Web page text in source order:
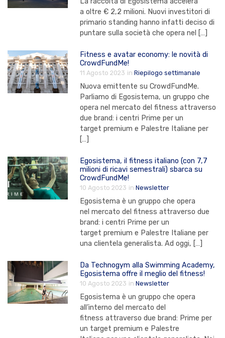
a oltre € 2,2 milioni. Nuovi investitori di
primario standing hanno infatti deciso di
puntare sulla società che opera nel […]
Fitness e avatar economy: le novità di
CrowdFundMe!
11 Agosto 2023 in Riepilogo settimanale
Nuova emittente su CrowdFundMe.
Parliamo di Egosistema, un gruppo che
opera nel mercato del fitness attraverso
due brand: i centri Prime per un
target premium e Palestre Italiane per
[…]
Egosistema, il fitness italiano (con 7,7
milioni di ricavi semestrali) sbarca su
CrowdFundMe!
10 Agosto 2023 in Newsletter
Egosistema è un gruppo che opera
nel mercato del fitness attraverso due
brand: i centri Prime per un
target premium e Palestre Italiane per
una clientela generalista. Ad oggi, […]
Da Technogym alla Swimming Academy,
Egosistema offre il meglio del fitness!
10 Agosto 2023 in Newsletter
Egosistema è un gruppo che opera
all’interno del mercato del
fitness attraverso due brand: Prime per
un target premium e Palestre